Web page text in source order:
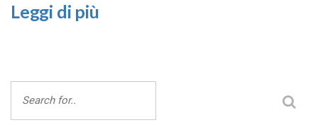
Leggi di più